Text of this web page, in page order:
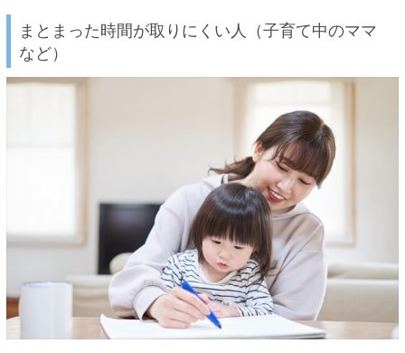
まとまった時間が取りにくい人（子育て中のママ
など）